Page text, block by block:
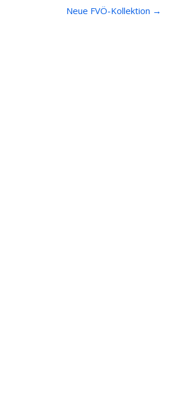
Neue FVÖ-Kollektion →